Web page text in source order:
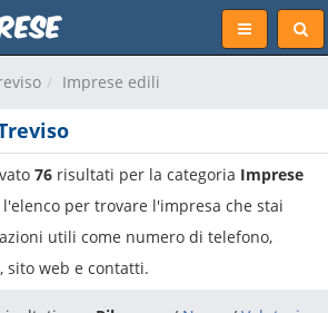
Imprese edili
76 risultati per la categoria Imprese
l'elenco per trovare l'impresa che stai
utili come numero di telefono,
sito web e contatti.